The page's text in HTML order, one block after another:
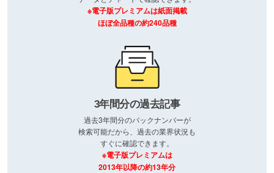
※電子版プレミアムは紙面掲載
ほぼ全品種の約240品種
3年間分の過去記事
過去3年間分のバックナンバーが
検索可能だから、過去の業界状況も
すぐに確認できます。
※電子版プレミアムは
2013年以降の約13年分